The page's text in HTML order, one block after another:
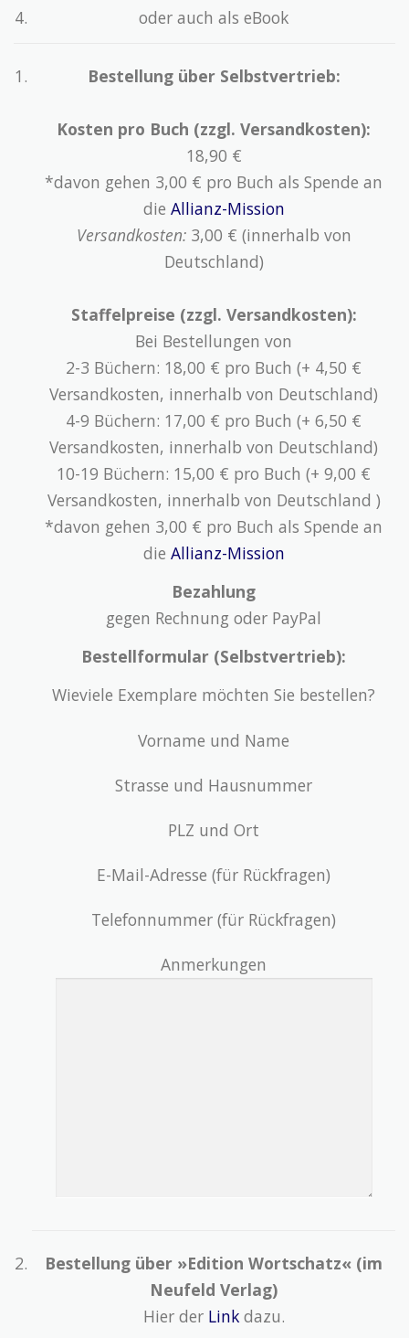
oder auch als eBook
Bestellung über Selbstvertrieb:
Kosten pro Buch (zzgl. Versandkosten):
18,90 €
*davon gehen 3,00 € pro Buch als Spende an
die Allianz-Mission
Versandkosten:3,00 € (innerhalb von
Deutschland)
Staffelpreise (zzgl. Versandkosten):
Bei Bestellungen von
2-3 Büchern: 18,00 € pro Buch (+ 4,50 €
Versandkosten, innerhalb von Deutschland)
4-9 Büchern: 17,00 € pro Buch (+ 6,50 €
Versandkosten, innerhalb von Deutschland)
10-19 Büchern: 15,00 € pro Buch (+ 9,00 €
Versandkosten, innerhalb von Deutschland )
*davon gehen 3,00 € pro Buch als Spende an
die Allianz-Mission
Bezahlung
gegen Rechnung oder PayPal
Bestellformular (Selbstvertrieb):
Wieviele Exemplare möchten Sie bestellen?
Vorname und Name
Strasse und Hausnummer
PLZ und Ort
E-Mail-Adresse (für Rückfragen)
Telefonnummer (für Rückfragen)
Anmerkungen
Bestellung über »Edition Wortschatz« (im
Neufeld Verlag)
Hier der Linkdazu.